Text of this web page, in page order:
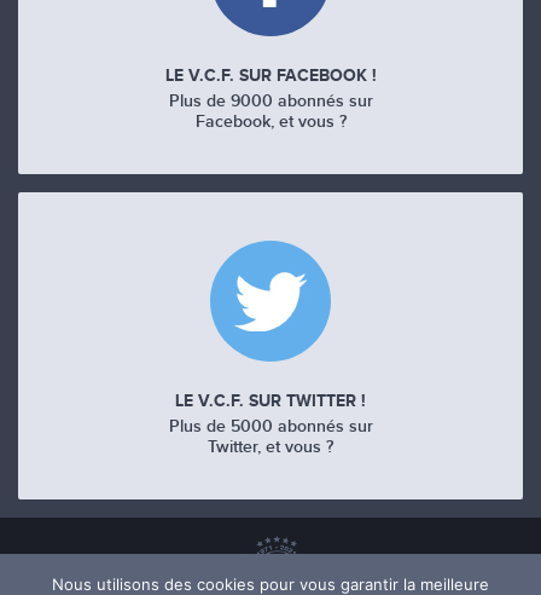
LE V.C.F. SUR FACEBOOK !
Plus de 9000 abonnés sur
Facebook, et vous ?
LE V.C.F. SUR TWITTER !
Plus de 5000 abonnés sur
Twitter, et vous ?
Nous utilisons des cookies pour vous garantir la meilleure